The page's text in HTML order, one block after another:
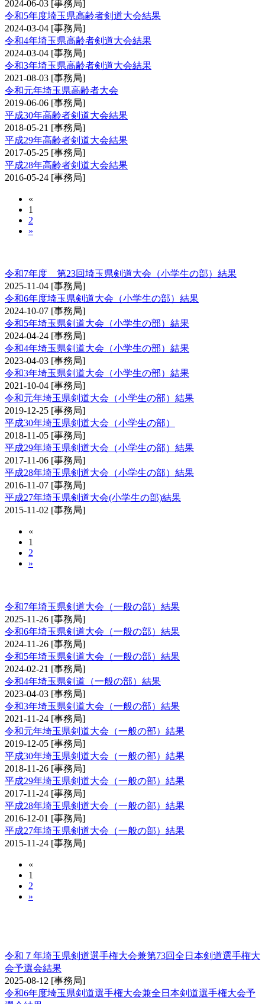
2024-06-03 [事務局]
令和5年度埼玉県高齢者剣道大会結果
2024-03-04 [事務局]
令和4年埼玉県高齢者剣道大会結果
2024-03-04 [事務局]
令和3年埼玉県高齢者剣道大会結果
2021-08-03 [事務局]
令和元年埼玉県高齢者大会
2019-06-06 [事務局]
平成30年高齢者剣道大会結果
2018-05-21 [事務局]
平成29年高齢者剣道大会結果
2017-05-25 [事務局]
平成28年高齢者剣道大会結果
2016-05-24 [事務局]
«
1
2
»
令和7年度 第23回埼玉県剣道大会（小学生の部）結果
2025-11-04 [事務局]
令和6年度埼玉県剣道大会（小学生の部）結果
2024-10-07 [事務局]
令和5年埼玉県剣道大会（小学生の部）結果
2024-04-24 [事務局]
令和4年埼玉県剣道大会（小学生の部）結果
2023-04-03 [事務局]
令和3年埼玉県剣道大会（小学生の部）結果
2021-10-04 [事務局]
令和元年埼玉県剣道大会（小学生の部）結果
2019-12-25 [事務局]
平成30年埼玉県剣道大会（小学生の部）
2018-11-05 [事務局]
平成29年埼玉県剣道大会（小学生の部）結果
2017-11-06 [事務局]
平成28年埼玉県剣道大会（小学生の部）結果
2016-11-07 [事務局]
平成27年埼玉県剣道大会(小学生の部)結果
2015-11-02 [事務局]
«
1
2
»
令和7年埼玉県剣道大会（一般の部）結果
2025-11-26 [事務局]
令和6年埼玉県剣道大会（一般の部）結果
2024-11-26 [事務局]
令和5年埼玉県剣道大会（一般の部）結果
2024-02-21 [事務局]
令和4年埼玉県剣道（一般の部）結果
2023-04-03 [事務局]
令和3年埼玉県剣道大会（一般の部）結果
2021-11-24 [事務局]
令和元年埼玉県剣道大会（一般の部）結果
2019-12-05 [事務局]
平成30年埼玉県剣道大会（一般の部）結果
2018-11-26 [事務局]
平成29年埼玉県剣道大会（一般の部）結果
2017-11-24 [事務局]
平成28年埼玉県剣道大会（一般の部）結果
2016-12-01 [事務局]
平成27年埼玉県剣道大会（一般の部）結果
2015-11-24 [事務局]
«
1
2
»
令和７年埼玉県剣道選手権大会兼第73回全日本剣道選手権大
会予選会結果
2025-08-12 [事務局]
令和6年度埼玉県剣道選手権大会兼全日本剣道選手権大会予